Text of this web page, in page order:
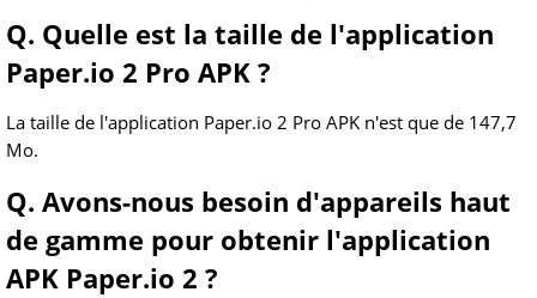
Q. Quelle est la taille de l'application
Paper.io 2 Pro APK ?
La taille de l'application Paper.io 2 Pro APK n'est que de 147,7
Mo.
Q. Avons-nous besoin d'appareils haut
de gamme pour obtenir l'application
APK Paper.io 2 ?